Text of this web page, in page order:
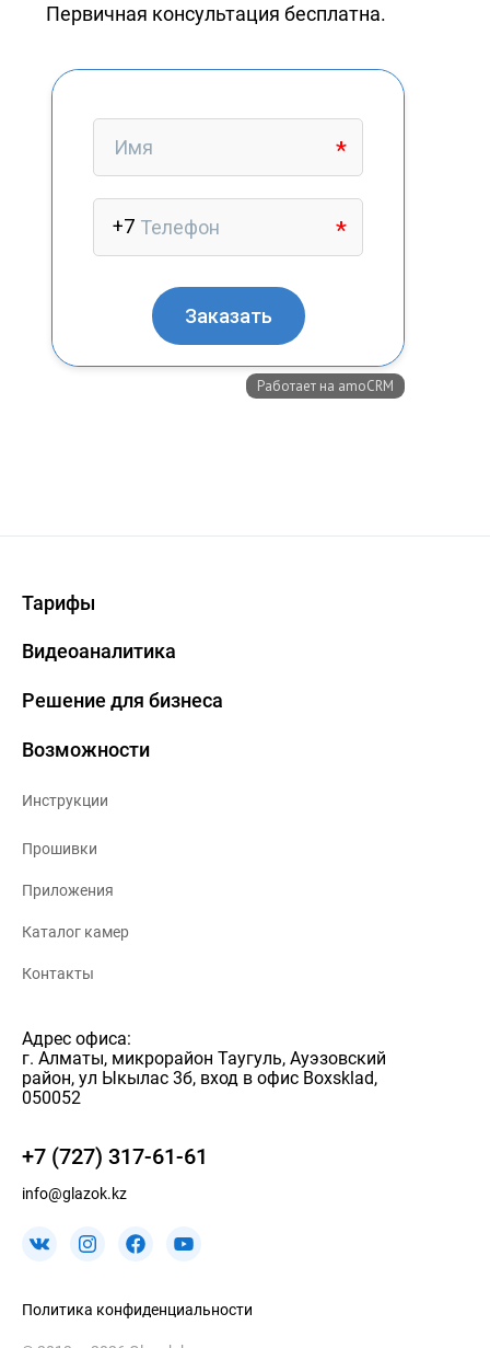
Первичная консультация бесплатна.
Тарифы
Видеоаналитика
Решение для бизнеса
Возможности
Инструкции
Прошивки
Приложения
Каталог камер
Контакты
Адрес офиса:
г. Алматы, микрорайон Таугуль, Ауэзовский
район, ул Ыкылас 3б, вход в офис Boxsklad,
050052
+7 (727) 317-61-61
info@glazok.kz
Политика конфиденциальности